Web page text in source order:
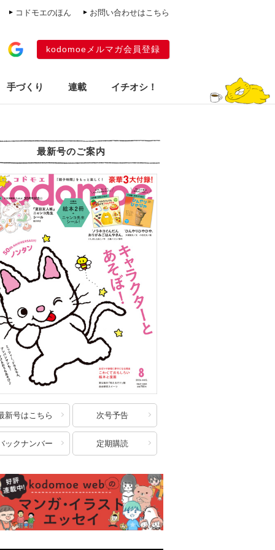
コドモエのほん お問い合わせはこちら
kodomoeメルマガ会員登録
手づくり 連載 イチオシ！
最新号のご案内
新号はこちら 次号予告
ックナンバー 定期購読